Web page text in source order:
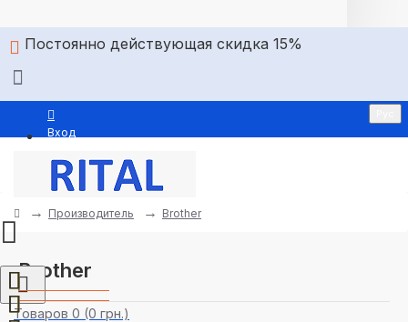
Постоянно действующая скидка 15%
Вход
Регистрация
Товаров 0 (0 грн.)
Производитель Brother
Brother